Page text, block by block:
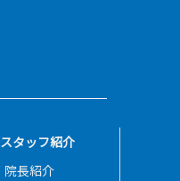
スタッフ紹介
院長紹介